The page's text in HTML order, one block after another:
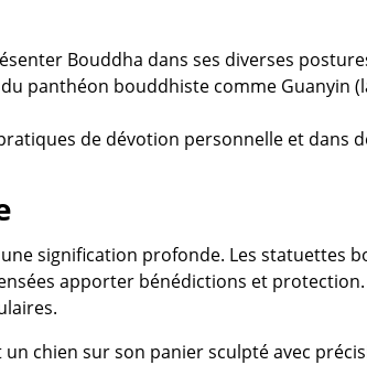
Bouddha dans ses diverses
panthéon bouddhiste comme Guanyin
de dévotion personnelle et dans
signification profonde. Les statuettes
apporter bénédictions et